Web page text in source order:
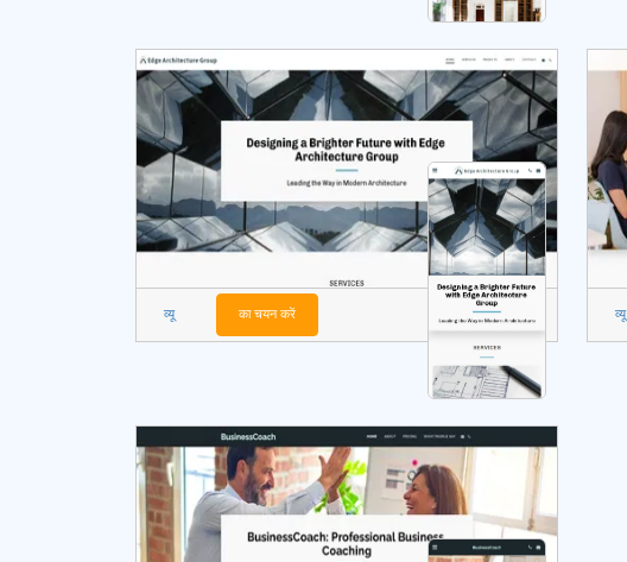
व्यू का चयन करें व्यू